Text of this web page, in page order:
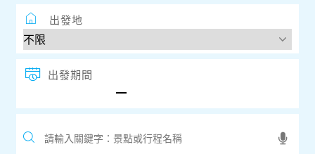
出發地
出發期間